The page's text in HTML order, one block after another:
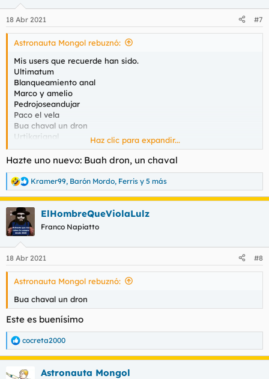
e
s
18 Abr 2021 #7
Astronauta Mongol rebuznó:
Mis users que recuerde han sido.
Ultimatum
Blanqueamiento anal
Marco y amelio
Pedrojoseandujar
Paco el vela
Bua chaval un dron
Urtikarianal
Y alguno más.
Haz clic para expandir...
Hazte uno nuevo: Buah dron, un chaval
R
e
a
c
c
i
e
s
Kramer99, Barón Mordo, Ferris y 5 más
ElHombreQueViolaLulz
Franco Napiatto
18 Abr 2021 #8
Astronauta Mongol rebuznó:
Bua chaval un dron
Este es buenísimo
R
e
a
c
cocreta2000
Astronauta Mongol